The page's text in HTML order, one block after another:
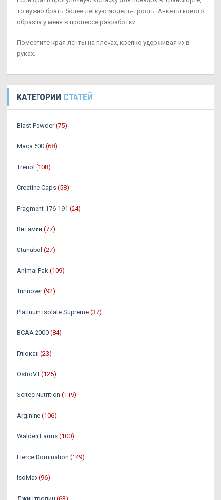
то нужно брать более легкую модель-трость. Анкеты нового
образца у меня в процессе разработки.
Поместите края ленты на плечах, крепко удерживая их в
руках.
КАТЕГОРИИ СТАТЕЙ
Blast Powder (75)
Maca 500 (68)
Trenol (108)
Creatine Caps (58)
Fragment 176-191 (24)
Витамин (77)
Stanabol (27)
Animal Pak (109)
Turinover (92)
Platinum Isolate Supreme (37)
BCAA 2000 (84)
Глюкан (23)
OstroVit (125)
Scitec Nutrition (119)
Arginine (106)
Walden Farms (100)
Fierce Domination (149)
IsoMax (96)
Джинтропин (63)